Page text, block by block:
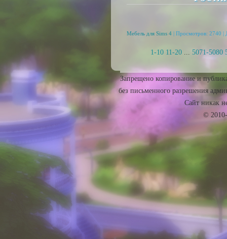
Мебель для Sims 4| Просмотров: 2740 |
1-10 11-20 ... 5071-5080
Запрещено копирование и
без письменного разрешения
Сайт никак
©